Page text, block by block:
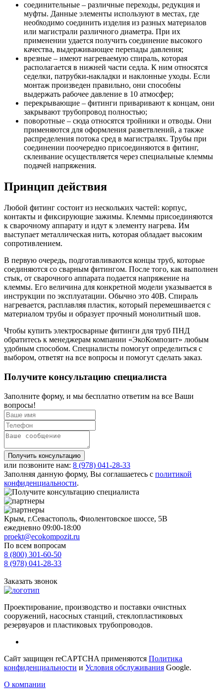
соединительные – различные переходы, редукция и
муфты. Данные элементы используют в местах, где
необходимо соединить изделия из разных материалов
или магистрали различного диаметра. При их
применении удается получить соединение высокого
качества, выдерживающее перепады давления;
врезные – имеют нагреваемую спираль, которая
располагается в нижней части седла. К ним относятся
седелки, патрубки-накладки и наклонные уходы. Если
монтаж произведен правильно, они способны
выдержать рабочее давление в 10 атмосфер;
перекрывающие – фитинги приваривают к концам, они
закрывают трубопровод полностью;
поворотные – сюда относятся тройники и отводы. Они
применяются для оформления разветвлений, а также
распределения потока сред в магистралях. Трубы при
соединении поочередно присоединяются в фитинг,
склеивание осуществляется через специальные клеммы
подачей напряжения.
Принцип действия
Любой фитинг состоит из нескольких частей: корпус,
контакты и фиксирующие зажимы. Клеммы присоединяются
к сварочному аппарату и идут к элементу нагрева. Им
выступает металлическая нить, которая обладает высоким
сопротивлением.
В первую очередь, подготавливаются концы труб, которые
соединяются со сварным фитингом. После того, как выполнен
стык, от сварочного аппарата подается напряжение на
клеммы. Его величина для конкретной модели указывается в
инструкции по эксплуатации. Обычно это 40В. Спираль
нагревается, расплавляя пластик, который перемешивается с
материалом трубы и образует прочный монолитный шов.
Чтобы купить электросварные фитинги для труб ПНД
обратитесь к менеджерам компании «ЭкоКомпозит» любым
удобным способом. Специалисты помогут определиться с
выбором, ответят на все вопросы и помогут сделать заказ.
Получите консультацию специалиста
Заполните форму, и мы бесплатно ответим на все Ваши
вопросы!
Получить консультацию
или позвоните нам: 8 (978) 041-28-33
Заполняя данную форму, Вы соглашаетесь с политикой
конфиденциальности.
Крым, г.Севастополь, Фиолентовское шоссе, 5В
ежедневно 09:00-18:00
proekt@ecokompozit.ru
По всем вопросам
8 (800) 301-60-50
8 (978) 041-28-33
Заказать звонок
Проектирование, производство и поставки очистных
сооружений, насосных станций, стеклопластиковых
резервуаров и пластиковых трубопроводов.
Сайт защищен reCAPTCHA применяются Политика
конфиденциальности и Условия обслуживания Google.
О компании